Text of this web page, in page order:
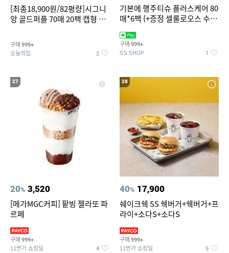
[최종18,900원/82평량]시그니
앙 골드퍼플 70매 20팩 캡형 아
구매 999+
오늘의집 2
기본에 행주티슈 플러스케어 80
매*6팩 (+증정 셀룰로오스 수세
구매 999+
GS SHOP 1
27
20% 3,520
[메가MGC커피] 팥빙 젤라또 파
르페
구매 999+
11번가 쇼킹딜 4
28
40% 17,900
쉐이크쉑 SS 쉑버거+쉑버거+프
라이+소다S+소다S
구매 999+
11번가 쇼킹딜 5